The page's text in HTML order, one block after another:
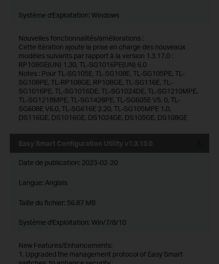
Système d'Exploitation: Windows
Nouvelles fonctionnalités/améliorations :
Cette itération ajoute la prise en charge des nouveaux
modèles suivants par rapport à la version 1.3.17.0 :
RP108GE(UN) 1.30, TL-SG1016PE(UN) 6.0
Notes : Pour TL-SG105E, TL-SG108E, TL-SG105PE, TL-
SG108PE, TL-RP108GE, RP108GE, TL-SG116E, TL-
SG1016PE, TL-SG1016DE, TL-SG1024DE, TL-SG1210MPE,
TL-SG1218MPE, TL-SG1428PE, TL-SG605E V5. 0, TL-
SG608E V6.0, TL-SG616E 2.20, TL-SG105MPE 1.0,
DS116GE, DS1016GE, DS1024GE, DS105GE, DS108GE
Easy Smart Configuration Utility v1.3.13.0
Date de publication: 2023-02-20
Langue: Anglais
Taille du fichier: 56.87 MB
Système d'Exploitation: Win/7/8/10
New Features/Enhancements:
1. Upgraded the management protocol of Easy Smart